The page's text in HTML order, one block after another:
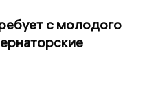
с молодого